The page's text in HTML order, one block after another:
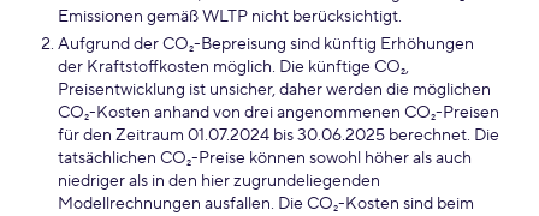
Emissionen gemäß WLTP nicht berücksichtigt.
Aufgrund der CO₂-Bepreisung sind künftig Erhöhungen
der Kraftstoffkosten möglich. Die künftige CO₂,
Preisentwicklung ist unsicher, daher werden die möglichen
CO₂-Kosten anhand von drei angenommenen CO₂-Preisen
für den Zeitraum 01.07.2024 bis 30.06.2025 berechnet. Die
tatsächlichen CO₂-Preise können sowohl höher als auch
niedriger als in den hier zugrundeliegenden
Modellrechnungen ausfallen. Die CO₂-Kosten sind beim